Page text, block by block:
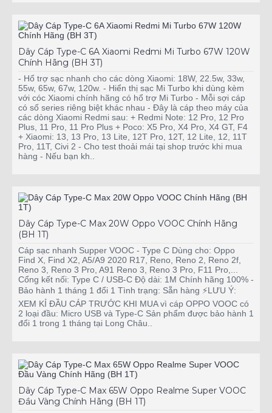
Dây Cáp Type-C 6A Xiaomi Redmi Mi Turbo 67W 120W
Chính Hãng (BH 3T)
- Hổ trợ sạc nhanh cho các dòng Xiaomi: 18W, 22.5w, 33w,
55w, 65w, 67w, 120w. - Hiển thị sạc Mi Turbo khi dùng kèm
với cóc Xiaomi chính hãng có hổ trợ Mi Turbo - Mỗi sợi cáp
có số series riêng biệt khác nhau - Đây là cáp theo máy của
các dòng Xiaomi Redmi sau: + Redmi Note: 12 Pro, 12 Pro
Plus, 11 Pro, 11 Pro Plus + Poco: X5 Pro, X4 Pro, X4 GT, F4
+ Xiaomi: 13, 13 Pro, 13 Lite, 12T Pro, 12T, 12 Lite, 12, 11T
Pro, 11T, Civi 2 - Cho test thoải mái tại shop trước khi mua
hàng - Nếu bạn kh..
Dây Cáp Type-C Max 20W Oppo VOOC Chính Hãng
(BH 1T)
Cáp sạc nhanh Supper VOOC - Type C Dùng cho: Oppo
Find X, Find X2, A5/A9 2020 R17, Reno, Reno 2, Reno 2f,
Reno 3, Reno 3 Pro, A91 Reno 3, Reno 3 Pro, F11 Pro,...
Cổng kết nối: Type C / USB-C Độ dài: 1M Chính hãng 100% -
Bảo hành 1 tháng 1 đổi 1 Tình trạng: Sẵn hàng ⚡LƯU Ý:
XEM KỈ ĐẦU CÁP TRƯỚC KHI MUA vì cáp OPPO VOOC có
2 loại đầu: Micro USB và Type-C Sản phẩm được bảo hành 1
đổi 1 trong 1 tháng tại Long Châu..
Dây Cáp Type-C Max 65W Oppo Realme Super VOOC
Đầu Vàng Chính Hãng (BH 1T)